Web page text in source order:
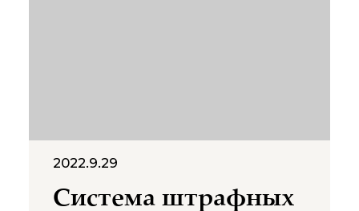
доводит
2022.9.29
Система штрафных